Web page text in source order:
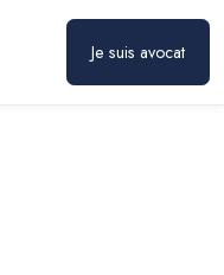
Je suis avocat